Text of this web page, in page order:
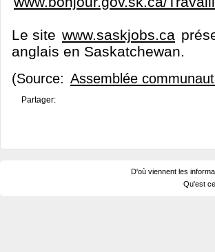
Le site www.saskjobs.ca
anglais en Saskatchewan.
(Source: Assemblée
Partager:
D'où viennent les
Qu'est